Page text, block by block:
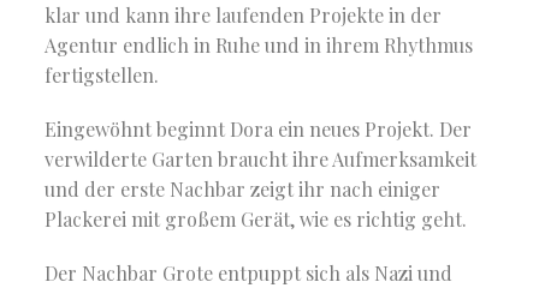
klar und kann ihre laufenden Projekte in der
Agentur endlich in Ruhe und in ihrem Rhythmus
fertigstellen.
Eingewöhnt beginnt Dora ein neues Projekt. Der
verwilderte Garten braucht ihre Aufmerksamkeit
und der erste Nachbar zeigt ihr nach einiger
Plackerei mit großem Gerät, wie es richtig geht.
Der Nachbar Grote entpuppt sich als Nazi und